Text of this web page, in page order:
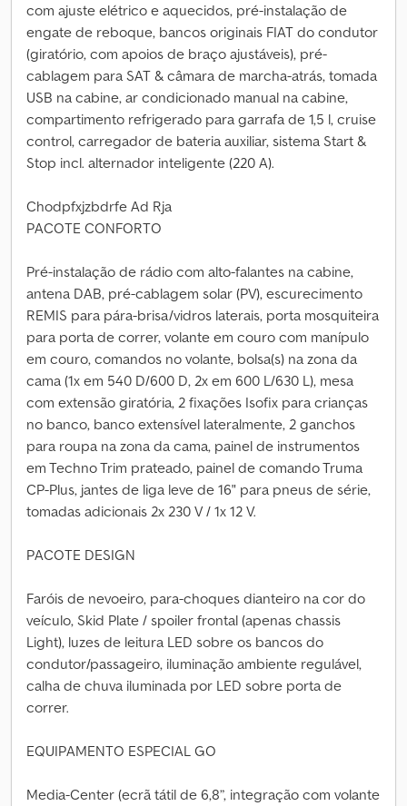
com ajuste elétrico e aquecidos, pré-instalação de
engate de reboque, bancos originais FIAT do condutor
(giratório, com apoios de braço ajustáveis), pré-
cablagem para SAT & câmara de marcha-atrás, tomada
USB na cabine, ar condicionado manual na cabine,
compartimento refrigerado para garrafa de 1,5 l, cruise
control, carregador de bateria auxiliar, sistema Start &
Stop incl. alternador inteligente (220 A).
Chodpfxjzbdrfe Ad Rja
PACOTE CONFORTO
Pré-instalação de rádio com alto-falantes na cabine,
antena DAB, pré-cablagem solar (PV), escurecimento
REMIS para pára-brisa/vidros laterais, porta mosquiteira
para porta de correr, volante em couro com manípulo
em couro, comandos no volante, bolsa(s) na zona da
cama (1x em 540 D/600 D, 2x em 600 L/630 L), mesa
com extensão giratória, 2 fixações Isofix para crianças
no banco, banco extensível lateralmente, 2 ganchos
para roupa na zona da cama, painel de instrumentos
em Techno Trim prateado, painel de comando Truma
CP-Plus, jantes de liga leve de 16" para pneus de série,
tomadas adicionais 2x 230 V / 1x 12 V.
PACOTE DESIGN
Faróis de nevoeiro, para-choques dianteiro na cor do
veículo, Skid Plate / spoiler frontal (apenas chassis
Light), luzes de leitura LED sobre os bancos do
condutor/passageiro, iluminação ambiente regulável,
calha de chuva iluminada por LED sobre porta de
correr.
EQUIPAMENTO ESPECIAL GO
Media-Center (ecrã tátil de 6,8”, integração com volante